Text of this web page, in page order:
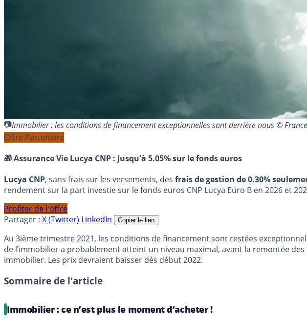
Immobilier : les conditions de financement exceptionnelles sont derrière nous ©
Offre Partenaire
🎁 Assurance Vie Lucya CNP : Jusqu'à 5.05% sur le fonds euros
Lucya CNP, sans frais sur les versements, des frais de gestion de 0.30%
rendement sur la part investie sur le fonds euros CNP Lucya Euro B en 2026 et
Profiter de l'offre
Partager : X (Twitter) LinkedIn Copier le lien
Au 3ième trimestre 2021, les conditions de financement sont restées
de l’immobilier a probablement atteint un niveau maximal, avant la remontée
immobilier. Les prix devraient baisser dès début 2022.
Sommaire de l'article
Immobilier : ce n’est plus le moment d’acheter !